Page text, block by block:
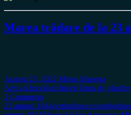
Marea trădare de la 23
August 23, 2022 Miron Manega
ArhivaDezvăluiriIstorieTema de gândire
2 Comments
23 august 1944certitudinea.ro